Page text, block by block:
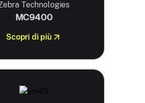
Technologies
MC9400
Scopri di più